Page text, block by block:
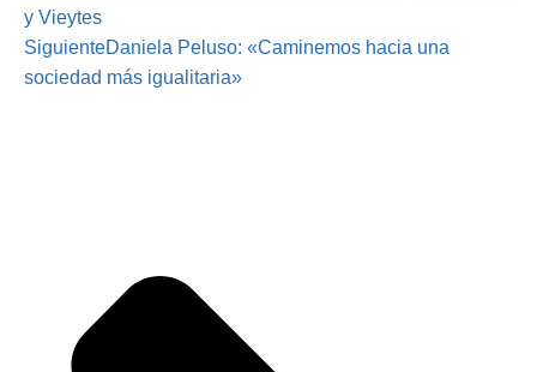
y Vieytes
SiguienteDaniela Peluso: «Caminemos hacia una
sociedad más igualitaria»